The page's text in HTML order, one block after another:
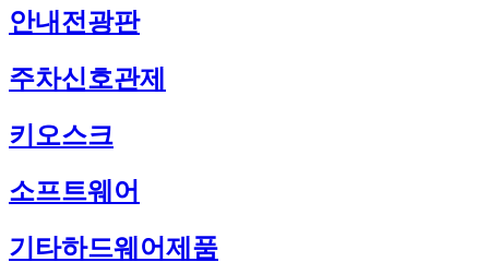
안내전광판
주차신호관제
키오스크
소프트웨어
기타하드웨어제품